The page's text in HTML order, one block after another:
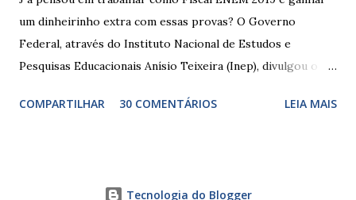
um dinheirinho extra com essas provas? O Governo
Federal, através do Instituto Nacional de Estudos e
Pesquisas Educacionais Anísio Teixeira (Inep), divulgou o
Enem 2019. O Exame Nacional do Ensino Médio ou ENEM é
COMPARTILHAR 30 COMENTÁRIOS LEIA MAIS
Tecnologia do Blogger